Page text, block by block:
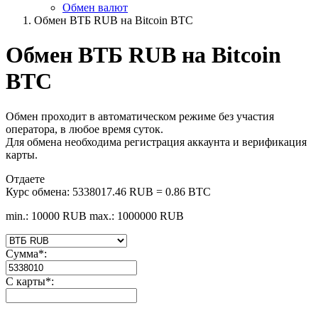
Обмен валют
Обмен ВТБ RUB на Bitcoin BTC
Обмен ВТБ RUB на Bitcoin
BTC
Обмен проходит в автоматическом режиме без участия
оператора, в любое время суток.
Для обмена необходима регистрация аккаунта и верификация
карты.
Отдаете
Курс обмена: 5338017.46 RUB = 0.86 BTC
min.: 10000 RUB max.: 1000000 RUB
Сумма*:
С карты*: